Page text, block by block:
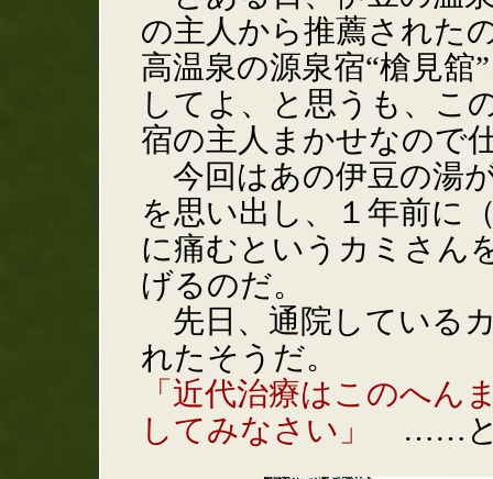
の主人から推薦された
高温泉の源泉宿“槍見
してよ、と思うも、こ
宿の主人まかせなので
今回はあの伊豆の湯
を思い出し、１年前に
に痛むというカミさん
げるのだ。
先日、通院している
れたそうだ。
「近代治療はこのへん
してみなさい」
……と